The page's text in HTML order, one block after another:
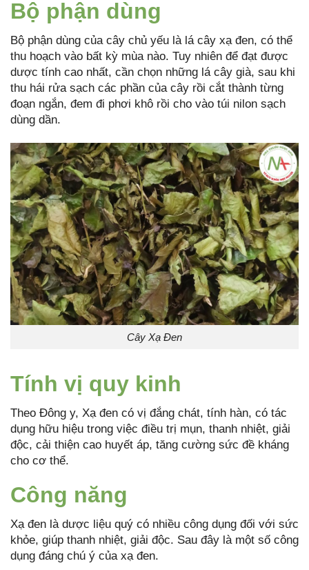
Bộ phận dùng
Bộ phận dùng của cây chủ yếu là lá cây xạ đen, có thể
thu hoạch vào bất kỳ mùa nào. Tuy nhiên để đạt được
dược tính cao nhất, cần chọn những lá cây già, sau khi
thu hái rửa sạch các phần của cây rồi cắt thành từng
đoạn ngắn, đem đi phơi khô rồi cho vào túi nilon sạch
dùng dần.
Cây Xạ Đen
Tính vị quy kinh
Theo Đông y, Xạ đen có vị đắng chát, tính hàn, có tác
dụng hữu hiệu trong việc điều trị mụn, thanh nhiệt, giải
độc, cải thiện cao huyết áp, tăng cường sức đề kháng
cho cơ thể.
Công năng
Xạ đen là dược liệu quý có nhiều công dụng đối với sức
khỏe, giúp thanh nhiệt, giải độc. Sau đây là một số công
dụng đáng chú ý của xạ đen.